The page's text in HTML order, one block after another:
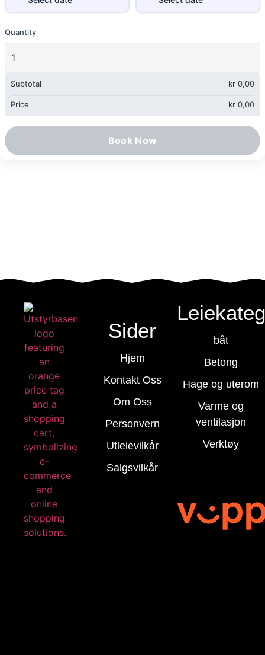
Quantity
Subtotal kr 0,00
Price kr 0,00
Book Now
Sider
Hjem
Kontakt Oss
Om Oss
Personvern
Utleievilkår
Salgsvilkår
båt
Betong
Hage og uterom
Varme og
ventilasjon
Verktøy